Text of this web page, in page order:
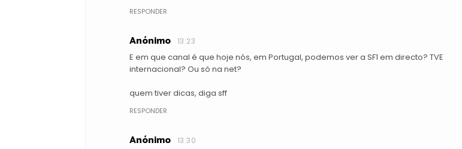
RESPONDER
Anónimo 13:23
E em que canal é que hoje nós, em Portugal, podemos ver a SF1 em directo? TVE
internacional? Ou só na net?
quem tiver dicas, diga sff
RESPONDER
Anónimo 13:30